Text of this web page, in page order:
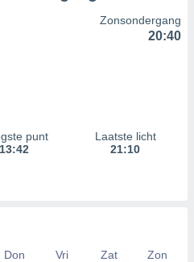
Zonsondergang
20:40
punt
13:42
Laatste licht
21:10
Don Vri Zat
Zon